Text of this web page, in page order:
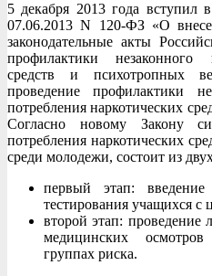
5 декабря 2013 года вступил
07.06.2013 N 120-ФЗ «О
законодательные акты
профилактики незаконного
средств и психотропных
проведение профилактики
потребления наркотических
Согласно новому Закону
потребления наркотических
среди молодежи, состоит из
первый этап: введение
тестирования учащихся с
второй этап: проведение
медицинских
группах риска.